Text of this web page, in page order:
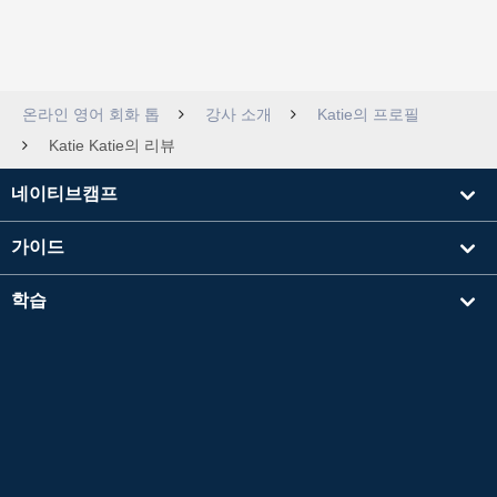
온라인 영어 회화 톱 강사 소개
Katie의 프로필
Katie Katie의 리뷰
네이티브캠프
가이드
학습